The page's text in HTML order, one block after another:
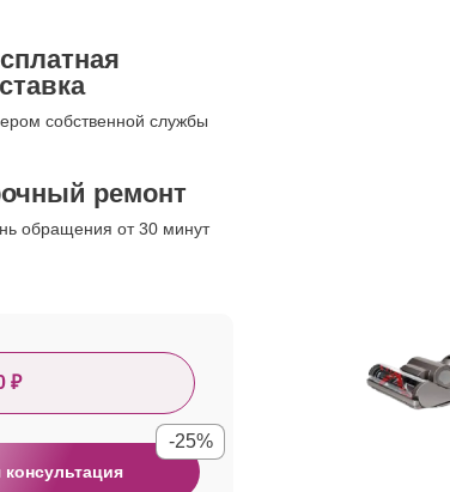
собственной службы
ремонт
обращения от 30 минут
₽
консультация
-25%